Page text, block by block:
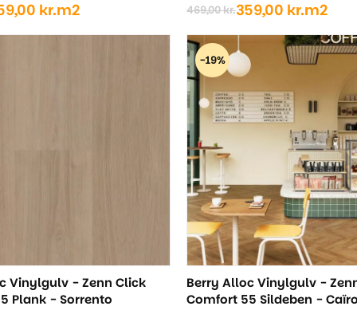
kr.m2 469,00kr.
Den
oprindelige
pris
var:
469,00 kr..
359,00 kr.
Den
aktuelle
pris
er:
359,00 kr..
m2
Vinylgulv - Zenn Click
Plank - Sorrento
-19%
Berry Alloc Vinylgulv -
Comfort 55 Sildeben - Caïro